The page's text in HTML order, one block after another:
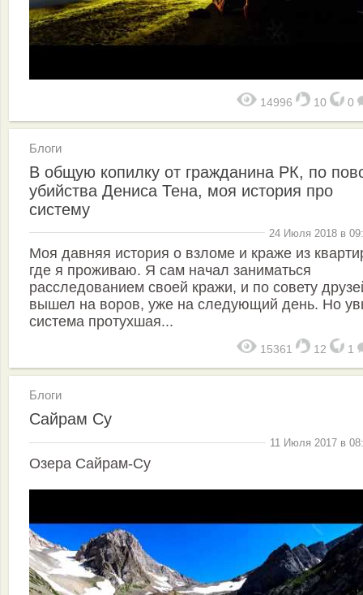
14996 10 0
Блоги
В общую копилку от гражданина РК, по
убийства Дениса Тена, моя история про
систему
24 Июля 2018 в
Моя давняя история о взломе и краже из
где я проживаю. Я сам начал заниматься
расследованием своей кражи, и по совету
вышел на воров, уже на следующий день. Но
система протухшая...
15361 12 1
Блоги
Сайрам Су
11 Июля 2017 в
Озера Сайрам-Су